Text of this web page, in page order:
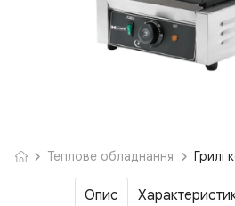
Теплове обладнання Грилі
Опис